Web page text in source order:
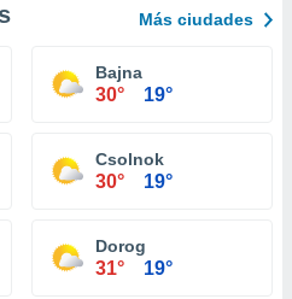
Más ciudades
Bajna
30° 19°
Csolnok
30° 19°
Dorog
31° 19°